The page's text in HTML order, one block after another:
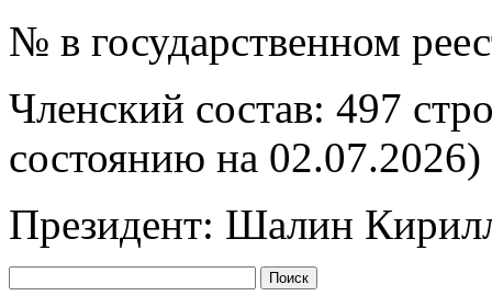
№ в государственном
Членский состав: 497
состоянию на 02.07.2026)
Президент: Шалин